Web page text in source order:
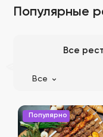
Популярные
Все
Все
Популярно